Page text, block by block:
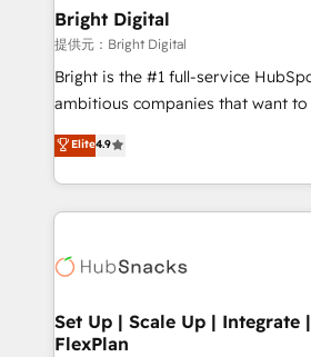
Partner 📆Founded in 1997
and chat agents, predictive
workflows • Salesforce + HubSpot
RevOps and AI-driven sales
design and CMS development •
and CRM migration from any
Client/member portals built on
WooCommerce, BuilderTrend, and more
the difference — reach out to see
Bright Digital
提供元：Bright Digital
Bright is the #1 full-service
ambitious companies that want to
From HubSpot onboarding, to
developing a new website to lead
digital marketing; we do it all (and
results)! In short, our services include: - HubSpot
HubSpot development: websites,
marketing, advertising,
design We connect people, data and technology to
Elite4.9
Set Up | Scale Up | Integrate
FlexPlan